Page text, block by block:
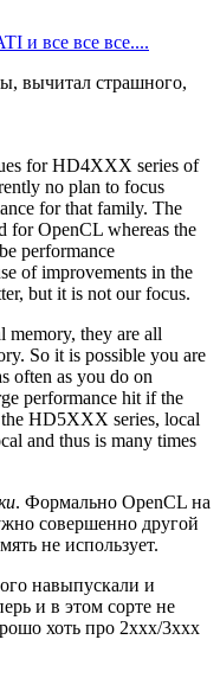
и все все все....
вычитал страшного,
for HD4XXX series of
no plan to focus
for that family. The
for OpenCL whereas the
performance
of improvements in the
but it is not our focus.
memory, they are all
So it is possible you are
often as you do on
performance hit if the
HD5XXX series, local
and thus is many times
. Формально OpenCL на
совершенно другой
не использует.
навыпускали и
и в этом сорте не
хоть про 2xxx/3xxx